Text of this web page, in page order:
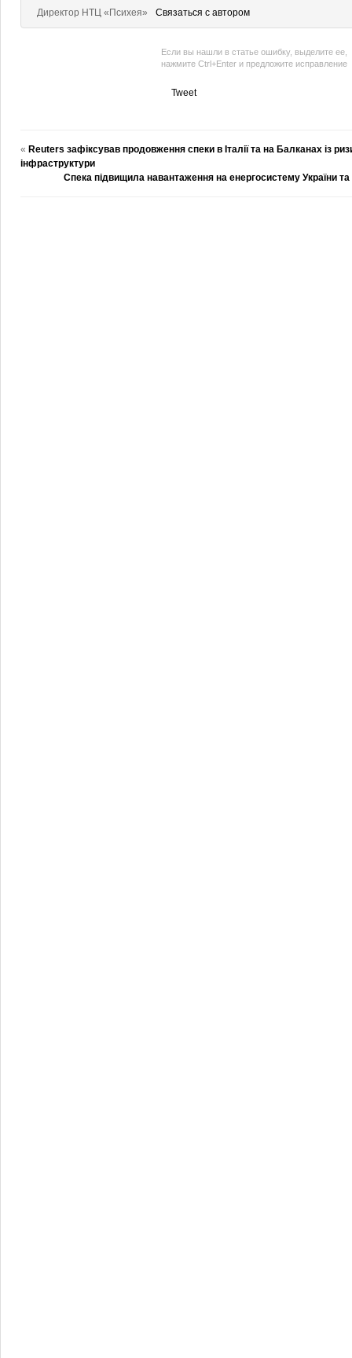
Директор НТЦ «Психея»
Связаться с автором
Если вы нашли в статье ошибку, выделите ее,
нажмите Ctrl+Enter и предложите исправление
Tweet
« Reuters зафіксував продовження спеки в Італії та на Балканах із
інфраструктури
Спека підвищила навантаження на енергосистему України